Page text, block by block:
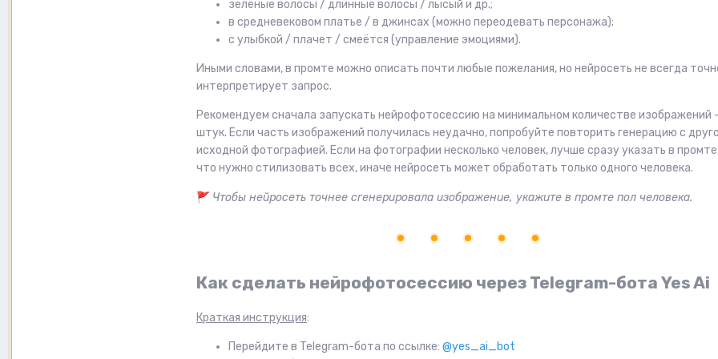
зелёные волосы / длинные волосы / лысый и др.;
в средневековом платье / в джинсах (можно переодевать персонажа);
с улыбкой / плачет / смеётся (управление эмоциями).
Иными словами, в промте можно описать почти любые пожелания, но нейросеть не всегда
интерпретирует запрос.
Рекомендуем сначала запускать нейрофотосессию на минимальном количестве изображений
штук. Если часть изображений получилась неудачно, попробуйте повторить генерацию с
исходной фотографией. Если на фотографии несколько человек, лучше сразу указать в
что нужно стилизовать всех, иначе нейросеть может обработать только одного человека.
🚩 Чтобы нейросеть точнее сгенерировала изображение, укажите в промте пол человека.
Как сделать нейрофотосессию через Telegram-бота Yes Ai
Краткая инструкция:
Перейдите в Telegram-бота по ссылке: @yes_ai_bot